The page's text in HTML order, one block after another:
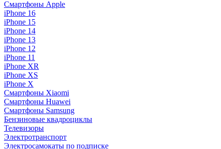
Смартфоны Apple
iPhone 16
iPhone 15
iPhone 14
iPhone 13
iPhone 12
iPhone 11
iPhone XR
iPhone XS
iPhone X
Смартфоны Xiaomi
Смартфоны Huawei
Смартфоны Samsung
Бензиновые квадроциклы
Телевизоры
Электротранспорт
Электросамокаты по подписке